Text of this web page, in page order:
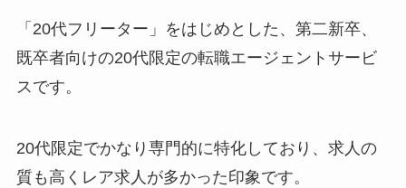
「20代フリーター」をはじめとした、第二新卒、
既卒者向けの20代限定の転職エージェントサービ
スです。
20代限定でかなり専門的に特化しており、求人の
質も高くレア求人が多かった印象です。